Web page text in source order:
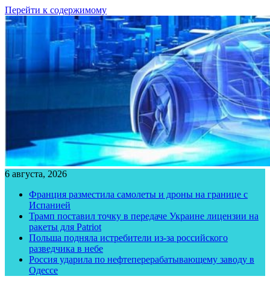
Перейти к содержимому
6 августа, 2026
Франция разместила самолеты и дроны на границе с
Испанией
Трамп поставил точку в передаче Украине лицензии на
ракеты для Patriot
Польша подняла истребители из-за российского
разведчика в небе
Россия ударила по нефтеперерабатывающему заводу в
Одессе